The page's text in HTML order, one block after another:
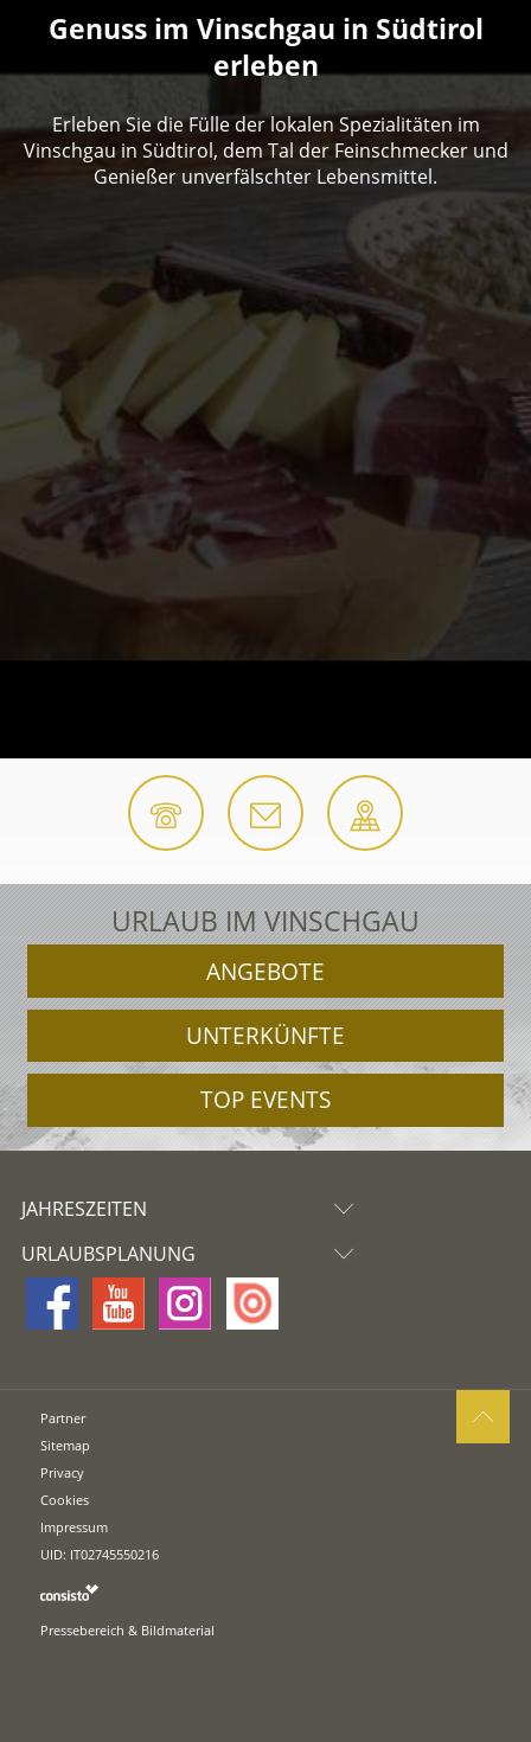
Genuss im Vinschgau in Südtirol
erleben
Erleben Sie die Fülle der lokalen Spezialitäten im
Vinschgau in Südtirol, dem Tal der Feinschmecker und
Genießer unverfälschter Lebensmittel.
URLAUB IM VINSCHGAU
ANGEBOTE
UNTERKÜNFTE
TOP EVENTS
JAHRESZEITEN
URLAUBSPLANUNG
Partner
Sitemap
Privacy
Cookies
Impressum
UID: IT02745550216
Pressebereich & Bildmaterial